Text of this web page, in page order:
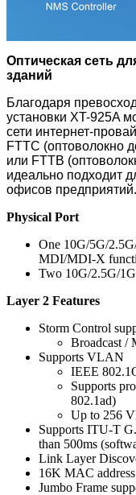
Оптическая сеть
зданий
Благодаря
установки XT-925A
сети интернет-
FTTC (оптоволокно
или FTTB
идеально подходит
офисов предприятий.
Physical Port
One 10G/5G/
MDI/MDI-X
Two 10G/2.5G/
Layer 2 Features
Storm Control
Broadcast /
Supports VLAN
IEEE
Supports
802.1ad)
Up to 256
Supports ITU-T
than 500ms
Link Layer
16K MAC
Jumbo Frame